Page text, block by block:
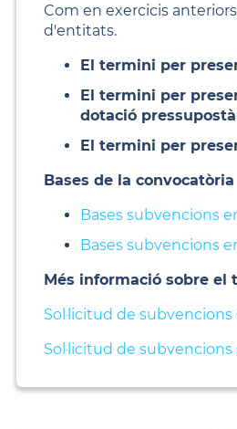
Com en exercicis
d'entitats.
El termini per
El termini per
dotació
El termini per
Bases de la convocatòria
Bases subvencions
Bases subvencions
Més informació sobre
Sol·licitud de
Sol·licitud de